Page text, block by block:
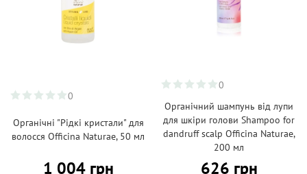
0
Органічні "Рідкі кристали" для
волосся Officina Naturae, 50 мл
1 004 грн
0
Органічний шампунь від лупи
для шкіри голови Shampoo for
dandruff scalp Officina Naturae,
200 мл
626 грн